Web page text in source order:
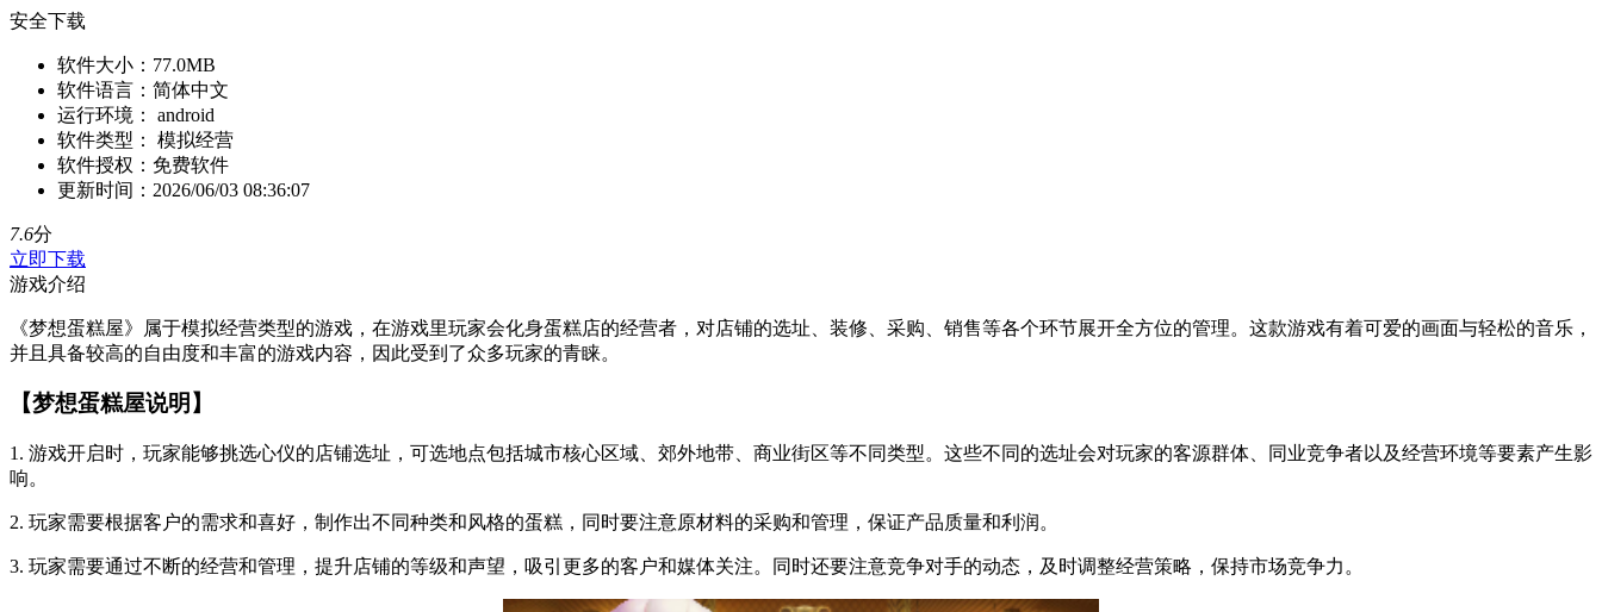
安全下载
软件大小： 77.0MB
软件语言： 简体中文
运行环境： android
软件类型： 模拟经营
软件授权： 免费软件
更新时间： 2026/06/03 08:36:07
7.6分
立即下载
游戏介绍
《梦想蛋糕屋》属于模拟经营类型的游戏，在游戏里玩家会化身蛋糕店的经营者，对店铺的选址、装修、采购、销售等各个环节展开全方位的管理。这款游戏有着可爱的画面与轻松的音乐，
并且具备较高的自由度和丰富的游戏内容，因此受到了众多玩家的青睐。
【梦想蛋糕屋说明】
1. 游戏开启时，玩家能够挑选心仪的店铺选址，可选地点包括城市核心区域、郊外地带、商业街区等不同类型。这些不同的选址会对玩家的客源群体、同业竞争者以及经营环境等要素产生影
响。
2. 玩家需要根据客户的需求和喜好，制作出不同种类和风格的蛋糕，同时要注意原材料的采购和管理，保证产品质量和利润。
3. 玩家需要通过不断的经营和管理，提升店铺的等级和声望，吸引更多的客户和媒体关注。同时还要注意竞争对手的动态，及时调整经营策略，保持市场竞争力。